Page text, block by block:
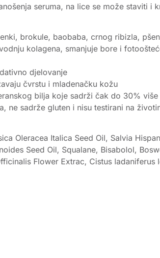
seruma, na lice se može staviti i
brokule, baobaba, crnog ribizla,
kolagena, smanjuje bore i
djelovanje
čvrstu i mladenačku kožu
bilja koje sadrži čak do 30%
ne sadrže gluten i nisu testirani na
Oleracea Italica Seed Oil, Salvia
Seed Oil, Squalane, Bisabolol,
Flower Extrac, Cistus